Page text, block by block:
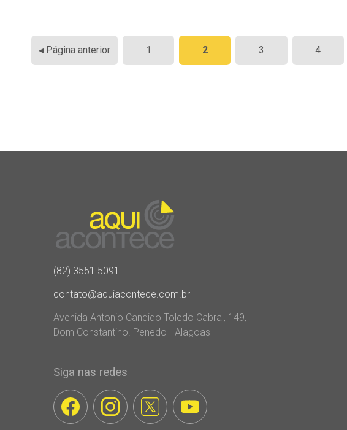
Paginação
de
◂ Página anterior 1 2 3 4
(82) 3551.5091
contato@aquiacontece.com.br
Avenida Antonio Candido Toledo Cabral, 149,
Dom Constantino. Penedo - Alagoas
Siga nas redes